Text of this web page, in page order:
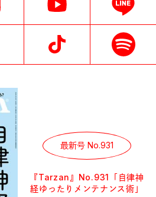
最新号 No.931
『Tarzan』No.931「自律神
経ゆったりメンテナンス術」